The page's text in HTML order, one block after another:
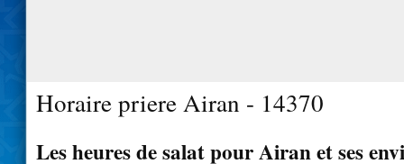
Horaire priere Airan - 14370
Les heures de salat pour Airan et ses